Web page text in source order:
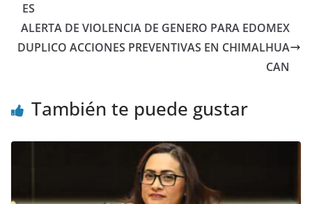
ES
ALERTA DE VIOLENCIA DE GENERO PARA EDOMEX
DUPLICO ACCIONES PREVENTIVAS EN CHIMALHUA
CAN
También te puede gustar